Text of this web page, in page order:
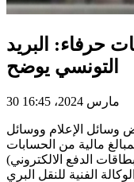
حرفاء: البريد
التونسي يوضح
30 مارس 2024، 16:45
وسائل الإعلام ووسائل
مالية من الحسابات
الدفع الالكتروني)